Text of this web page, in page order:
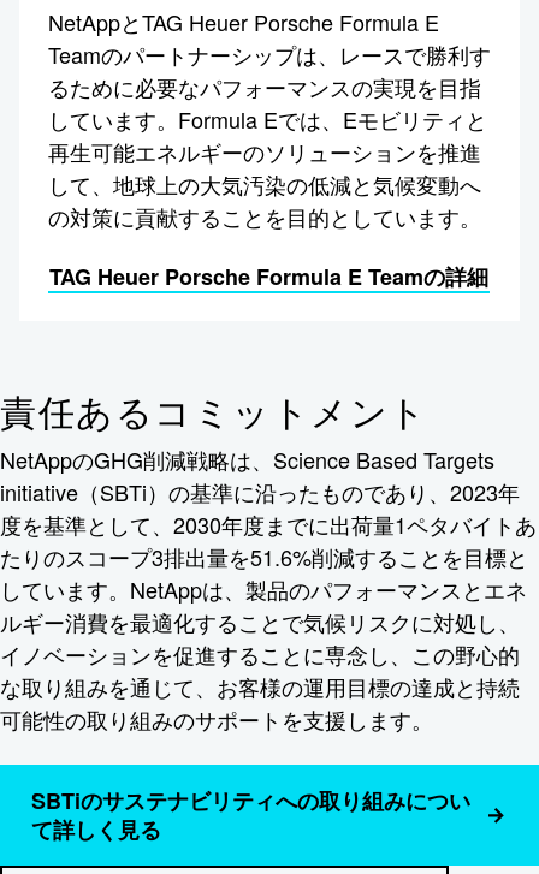
NetAppとTAG Heuer Porsche Formula E
Teamのパートナーシップは、レースで勝利す
るために必要なパフォーマンスの実現を目指
しています。Formula Eでは、Eモビリティと
再生可能エネルギーのソリューションを推進
して、地球上の大気汚染の低減と気候変動へ
の対策に貢献することを目的としています。
TAG Heuer Porsche Formula E Teamの詳細
責任あるコミットメント
NetAppのGHG削減戦略は、Science Based Targets
initiative（SBTi）の基準に沿ったものであり、2023年
度を基準として、2030年度までに出荷量1ペタバイトあ
たりのスコープ3排出量を51.6%削減することを目標と
しています。NetAppは、製品のパフォーマンスとエネ
ルギー消費を最適化することで気候リスクに対処し、
イノベーションを促進することに専念し、この野心的
な取り組みを通じて、お客様の運用目標の達成と持続
可能性の取り組みのサポートを支援します。
SBTiのサステナビリティへの取り組みについ
て詳しく見る